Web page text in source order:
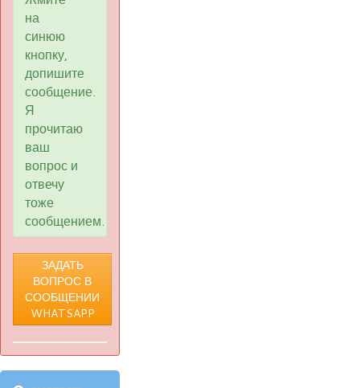
на
синюю
кнопку,
допишите
сообщение.
Я
прочитаю
ваш
вопрос и
отвечу
тоже
сообщением.
ЗАДАТЬ
ВОПРОС В
СООБЩЕНИИ
WHATSAPP